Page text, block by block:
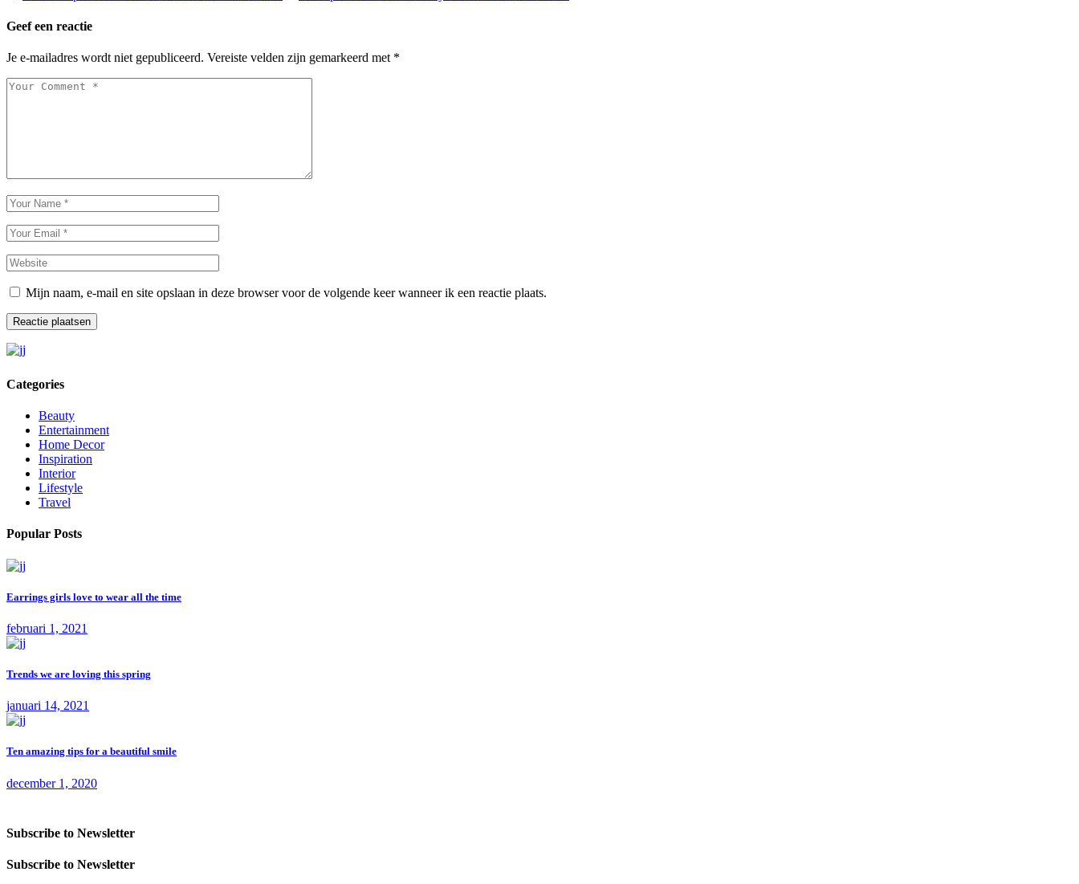
Geef een reactie
Je e-mailadres wordt niet gepubliceerd. Vereiste velden zijn gemarkeerd met *
Mijn naam, e-mail en site opslaan in deze browser voor de volgende keer wanneer ik een reactie plaats.
Reactie plaatsen
Categories
Beauty
Entertainment
Home Decor
Inspiration
Interior
Lifestyle
Travel
Popular Posts
Earrings girls love to wear all the time
februari 1, 2021
Trends we are loving this spring
januari 14, 2021
Ten amazing tips for a beautiful smile
december 1, 2020
Subscribe to Newsletter
Subscribe to Newsletter